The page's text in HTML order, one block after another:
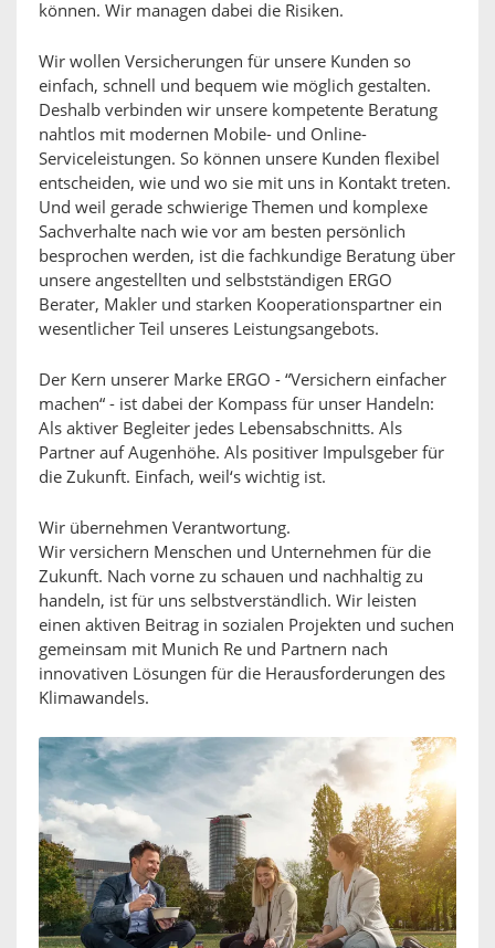
können. Wir managen dabei die Risiken.
Wir wollen Versicherungen für unsere Kunden so
einfach, schnell und bequem wie möglich gestalten.
Deshalb verbinden wir unsere kompetente Beratung
nahtlos mit modernen Mobile- und Online-
Serviceleistungen. So können unsere Kunden flexibel
entscheiden, wie und wo sie mit uns in Kontakt treten.
Und weil gerade schwierige Themen und komplexe
Sachverhalte nach wie vor am besten persönlich
besprochen werden, ist die fachkundige Beratung über
unsere angestellten und selbstständigen ERGO
Berater, Makler und starken Kooperationspartner ein
wesentlicher Teil unseres Leistungsangebots.
Der Kern unserer Marke ERGO - “Versichern einfacher
machen“ - ist dabei der Kompass für unser Handeln:
Als aktiver Begleiter jedes Lebensabschnitts. Als
Partner auf Augenhöhe. Als positiver Impulsgeber für
die Zukunft. Einfach, weil‘s wichtig ist.
Wir übernehmen Verantwortung.
Wir versichern Menschen und Unternehmen für die
Zukunft. Nach vorne zu schauen und nachhaltig zu
handeln, ist für uns selbstverständlich. Wir leisten
einen aktiven Beitrag in sozialen Projekten und suchen
gemeinsam mit Munich Re und Partnern nach
innovativen Lösungen für die Herausforderungen des
Klimawandels.